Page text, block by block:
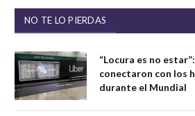
NO TE LO PIERDAS
“Locura es no
conectaron con los
durante el Mundial